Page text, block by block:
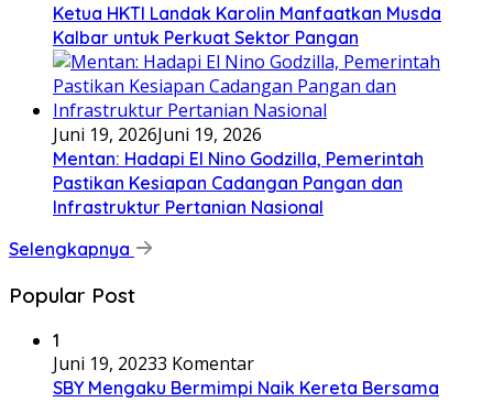
Ketua HKTI Landak Karolin Manfaatkan Musda
Kalbar untuk Perkuat Sektor Pangan
Juni 19, 2026Juni 19, 2026
Mentan: Hadapi El Nino Godzilla, Pemerintah
Pastikan Kesiapan Cadangan Pangan dan
Infrastruktur Pertanian Nasional
Selengkapnya
Popular Post
1
Juni 19, 20233 Komentar
SBY Mengaku Bermimpi Naik Kereta Bersama